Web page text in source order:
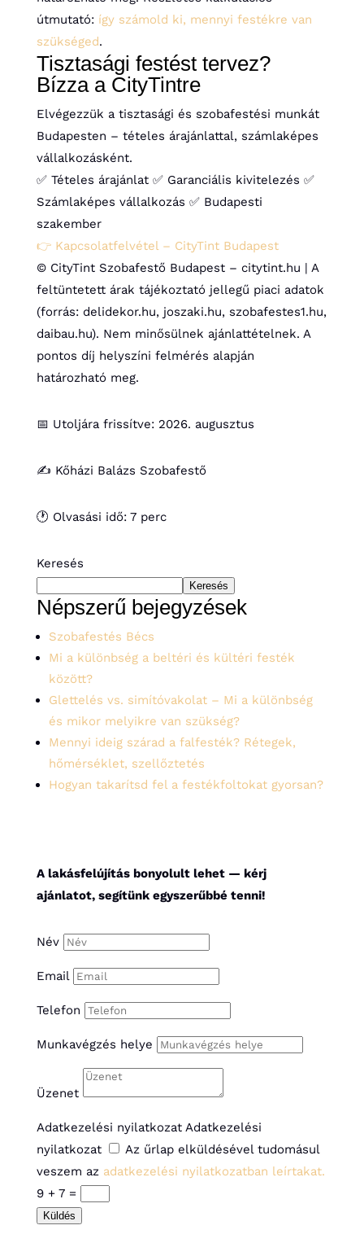
útmutató: így számold ki, mennyi festékre van
szükséged.
Tisztasági festést tervez?
Bízza a CityTintre
Elvégezzük a tisztasági és szobafestési munkát
Budapesten – tételes árajánlattal, számlaképes
vállalkozásként.
✅ Tételes árajánlat ✅ Garanciális kivitelezés ✅
Számlaképes vállalkozás ✅ Budapesti
szakember
👉 Kapcsolatfelvétel – CityTint Budapest
© CityTint Szobafestő Budapest – citytint.hu | A
feltüntetett árak tájékoztató jellegű piaci adatok
(forrás: delidekor.hu, joszaki.hu, szobafestes1.hu,
daibau.hu). Nem minősülnek ajánlattételnek. A
pontos díj helyszíni felmérés alapján
határozható meg.
📅 Utoljára frissítve: 2026. augusztus
✍️ Kőházi Balázs Szobafestő
🕐 Olvasási idő: 7 perc
Keresés
Keresés
Népszerű bejegyzések
Szobafestés Bécs
Mi a különbség a beltéri és kültéri festék
között?
Glettelés vs. simítóvakolat – Mi a különbség
és mikor melyikre van szükség?
Mennyi ideig szárad a falfesték? Rétegek,
hőmérséklet, szellőztetés
Hogyan takarítsd fel a festékfoltokat gyorsan?
A lakásfelújítás bonyolult lehet — kérj
ajánlatot, segítünk egyszerűbbé tenni!
Név
Email
Telefon
Munkavégzés helye
Üzenet
Adatkezelési nyilatkozat Adatkezelési
nyilatkozat
Az űrlap elküldésével tudomásul
veszem az adatkezelési nyilatkozatban leírtakat.
9 + 7=
Küldés